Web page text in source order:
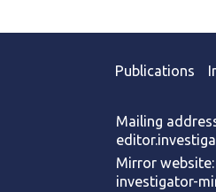
Publications
Mailing
Mirror website:
investigator-